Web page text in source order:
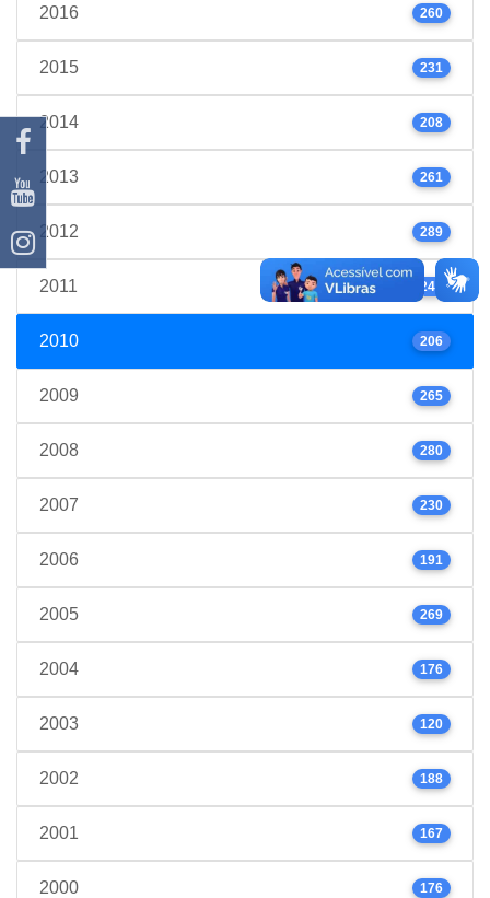
2016 260
2015 231
2014 208
2013 261
2012 289
2011 245
2010 206
2009 265
2008 280
2007 230
2006 191
2005 269
2004 176
2003 120
2002 188
2001 167
2000 176